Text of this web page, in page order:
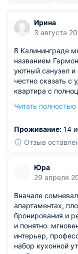
Ирина
3 августа
В Калининграде
названием
уютный санузел
честно сказать с
квартира с
эту квартиру
Читать полностью
Проживание: 14
Отзыв
Юра
29 апреля
Вначале
апартаментах,
бронирования и
и понятно:
интерьер,
набор кухонной